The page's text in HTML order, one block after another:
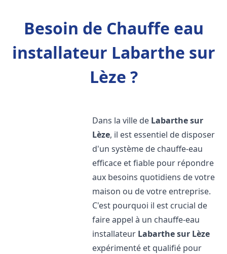
Besoin de Chauffe eau
installateur Labarthe sur
Lèze ?
Dans la ville de Labarthe sur
Lèze, il est essentiel de disposer
d'un système de chauffe-eau
efficace et fiable pour répondre
aux besoins quotidiens de votre
maison ou de votre entreprise.
C'est pourquoi il est crucial de
faire appel à un chauffe-eau
installateur Labarthe sur Lèze
expérimenté et qualifié pour